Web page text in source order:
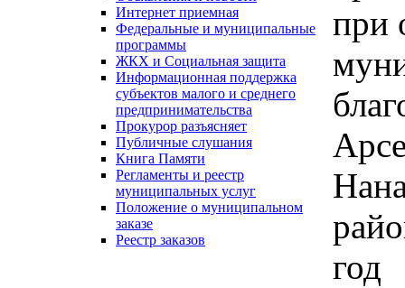
Интернет приемная
Федеральные и муниципальные
программы
ЖКХ и Социальная защита
Информационная поддержка
субъектов малого и среднего
предпринимательства
Прокурор разъясняет
Публичные слушания
Книга Памяти
Регламенты и реестр
муниципальных услуг
Положение о муниципальном
заказе
Реестр заказов
при
год